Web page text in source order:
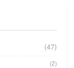
(47)
(2)